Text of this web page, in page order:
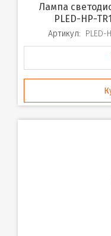
Лампа светодиодная высокой мощности
PLED-HP-
Артикул: PLED-